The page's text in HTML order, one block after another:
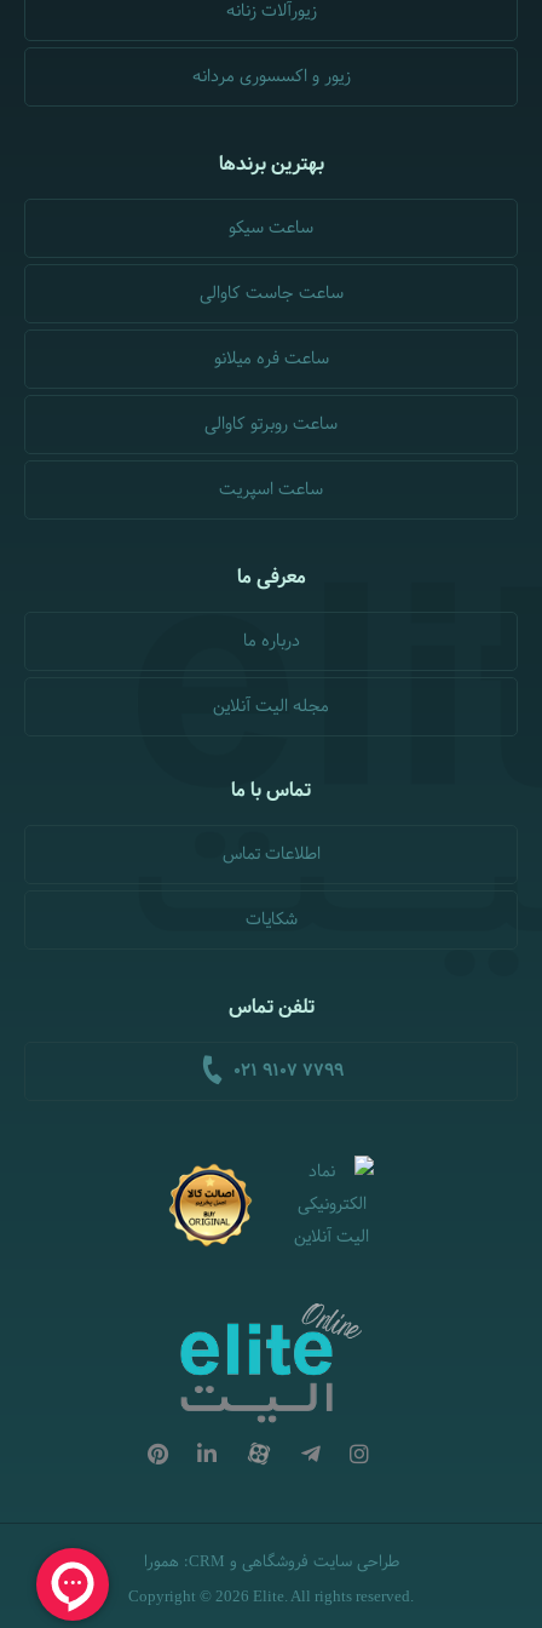
زیورآلات زنانه
زیور و اکسسوری مردانه
بهترین برندها
ساعت سیکو
ساعت جاست کاوالی
ساعت فره میلانو
ساعت روبرتو کاوالی
ساعت اسپریت
معرفی ما
درباره ما
مجله الیت آنلاین
تماس با ما
اطلاعات تماس
شکایات
تلفن تماس
021 9107 7799
طراحی سایت فروشگاهی و CRM
: همورا
Copyright © 2026 Elite. All rights reserved.